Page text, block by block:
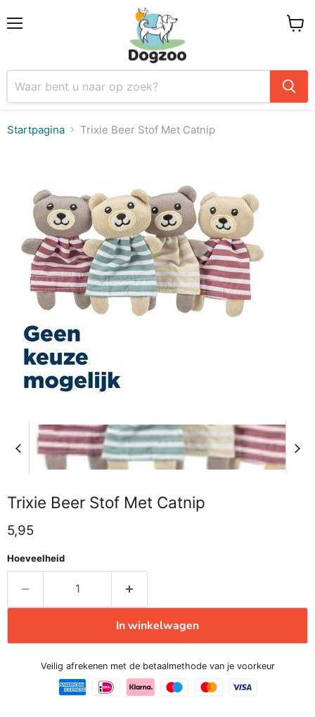
Startpagina Trixie Beer Stof Met Catnip
Trixie Beer Stof Met Catnip
Huidige prijs
5,95
Hoeveelheid
In winkelwagen
Veilig afrekenen met de betaalmethode van je voorkeur